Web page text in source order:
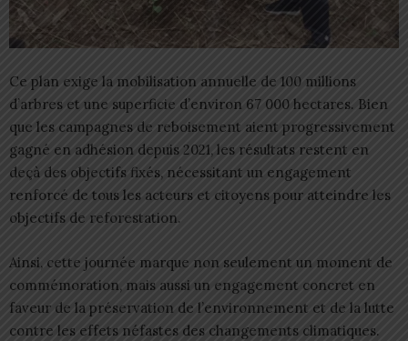
Ce plan exige la mobilisation annuelle de 100 millions
d’arbres et une superficie d’environ 67 000 hectares. Bien
que les campagnes de reboisement aient progressivement
gagné en adhésion depuis 2021, les résultats restent en
deçà des objectifs fixés, nécessitant un engagement
renforcé de tous les acteurs et citoyens pour atteindre les
objectifs de reforestation.
Ainsi, cette journée marque non seulement un moment de
commémoration, mais aussi un engagement concret en
faveur de la préservation de l’environnement et de la lutte
contre les effets néfastes des changements climatiques.